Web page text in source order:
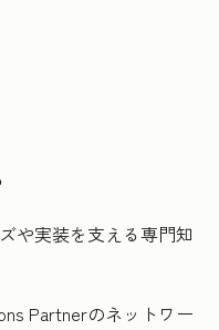
や実装を支える専門知
Partnerのネットワー